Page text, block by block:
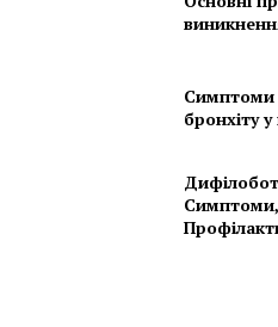
Симптоми
бронхіту
Симптоми,